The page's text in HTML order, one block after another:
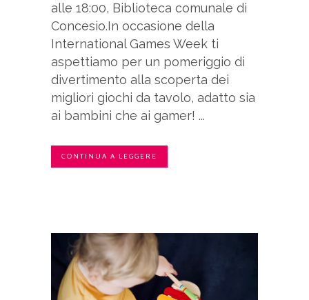
alle 18:00, Biblioteca comunale di
Concesio.In occasione della
International Games Week ti
aspettiamo per un pomeriggio di
divertimento alla scoperta dei
migliori giochi da tavolo, adatto sia
ai bambini che ai gamer! ...
CONTINUA A LEGGERE